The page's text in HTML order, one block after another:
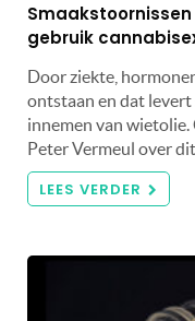
gebruik
Door ziekte,
ontstaan en dat
innemen van
Peter Vermeul over
LEES VERDER